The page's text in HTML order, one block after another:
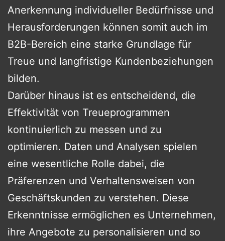
Anerkennung individueller Bedürfnisse und
Herausforderungen können somit auch im
B2B-Bereich eine starke Grundlage für
Treue und langfristige Kundenbeziehungen
bilden.
Darüber hinaus ist es entscheidend, die
Effektivität von Treueprogrammen
kontinuierlich zu messen und zu
optimieren. Daten und Analysen spielen
eine wesentliche Rolle dabei, die
Präferenzen und Verhaltensweisen von
Geschäftskunden zu verstehen. Diese
Erkenntnisse ermöglichen es Unternehmen,
ihre Angebote zu personalisieren und so